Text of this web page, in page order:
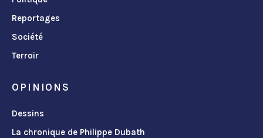
Reportages
Société
Terroir
OPINIONS
Dessins
La chronique de Philippe Dubath